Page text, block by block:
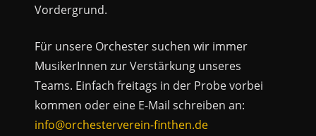
Vordergrund.
Für unsere Orchester suchen wir immer
MusikerInnen zur Verstärkung unseres
Teams. Einfach freitags in der Probe vorbei
kommen oder eine E-Mail schreiben an:
info@orchesterverein-finthen.de